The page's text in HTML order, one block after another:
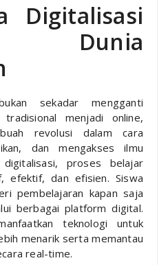
Digitalisasi
Dunia
sekadar mengganti
menjadi online,
revolusi dalam cara
dan mengakses ilmu
digitalisasi, proses belajar
efektif, dan efisien. Siswa
pembelajaran kapan saja
berbagai platform digital.
teknologi untuk
menarik serta memantau
real-time.